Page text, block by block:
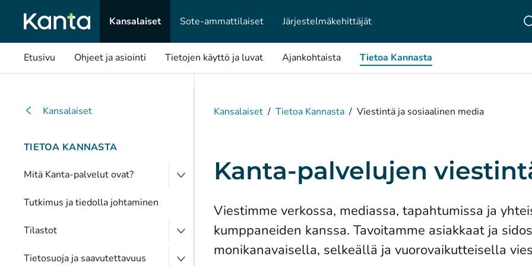
Kansalaiset
Sote-ammattilaiset Järjestelmä­kehittäjät
Etusivu Ohjeet ja asiointi Tietojen käyttö ja luvat Ajankohtaista Tietoa Kannasta
Kansalaiset
TIETOA KANNASTA
Mitä Kanta-palvelut ovat?
Tutkimus ja tiedolla johtaminen
Tilastot
Tietosuoja ja saavutettavuus
Kansalaiset / Tietoa Kannasta / Viestintä ja sosiaalinen media
Kanta-palvelujen
Viestimme verkossa, mediassa, tapahtumissa ja
kumppaneiden kanssa. Tavoitamme asiakkaat ja
monikanavaisella, selkeällä ja vuorovaikutteisella